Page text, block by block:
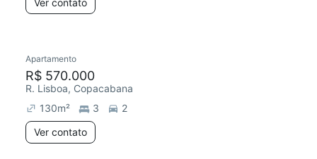
Ver contato
Apartamento
R$ 570.000
R. Lisboa, Copacabana
130m² 3
2
Ver contato